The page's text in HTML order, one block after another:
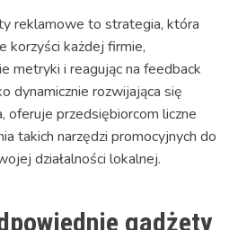
reklamowe to strategia, która
korzyści każdej firmie,
metryki i reagując na feedback
dynamicznie rozwijająca się
oferuje przedsiębiorcom liczne
takich narzędzi promocyjnych do
działalności lokalnej.
gadżety